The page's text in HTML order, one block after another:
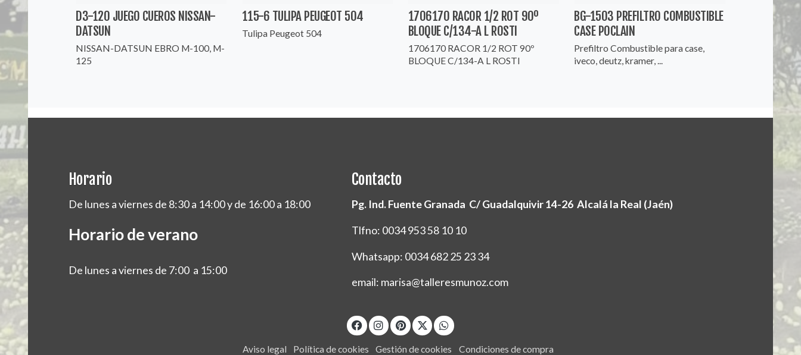
D3-120 JUEGO CUEROS NISSAN-
DATSUN
NISSAN-DATSUN EBRO M-100, M-
125
115-6 TULIPA PEUGEOT 504
Tulipa Peugeot 504
1706170 RACOR 1/2 ROT 90º
BLOQUE C/134-A L ROSTI
1706170 RACOR 1/2 ROT 90º
BLOQUE C/134-A L ROSTI
BG-1503 PREFILTRO COMBUSTIBLE
CASE POCLAIN
Prefiltro Combustible para case,
iveco, deutz, kramer, ...
Horario
De lunes a viernes de 8:30 a 14:00 y de 16:00 a 18:00
Horario de verano
De lunes a viernes de 7:00 a 15:00
Contacto
Pg. Ind. Fuente Granada C/ Guadalquivir 14-26 Alcalá la Real (Jaén)
Tlfno: 0034 953 58 10 10
Whatsapp: 0034 682 25 23 34
email: marisa@talleresmunoz.com
Aviso legal Política de cookies Gestión de cookies Condiciones de compra